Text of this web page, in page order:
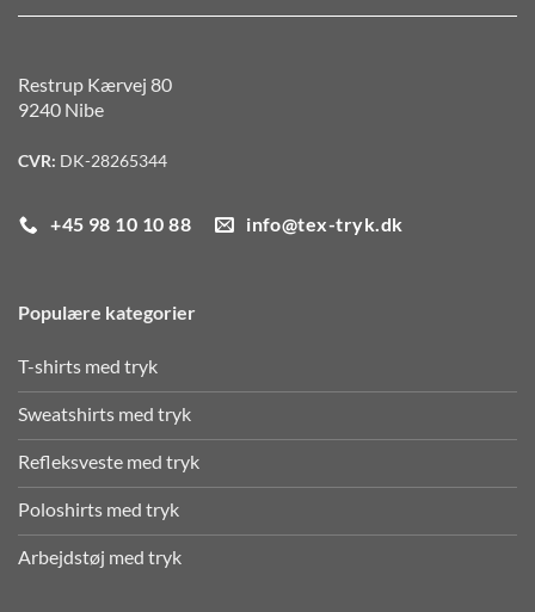
Restrup Kærvej 80
9240 Nibe
CVR: DK-28265344
+45 98 10 10 88 info@tex-tryk.dk
Populære kategorier
T-shirts med tryk
Sweatshirts med tryk
Refleksveste med tryk
Poloshirts med tryk
Arbejdstøj med tryk